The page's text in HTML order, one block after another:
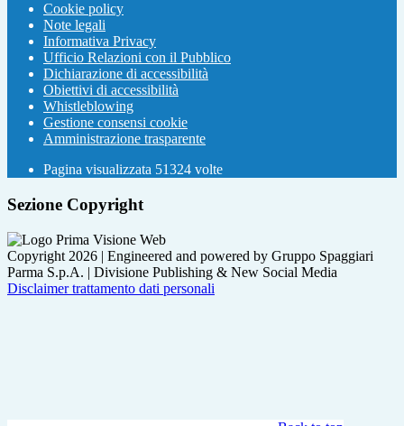
Cookie policy
Note legali
Informativa Privacy
Ufficio Relazioni con il Pubblico
Dichiarazione di accessibilità
Obiettivi di accessibilità
Whistleblowing
Gestione consensi cookie
Amministrazione trasparente
Pagina visualizzata 51324 volte
Sezione Copyright
Copyright 2026 | Engineered and powered by Gruppo Spaggiari
Parma S.p.A. | Divisione Publishing & New Social Media
Disclaimer trattamento dati personali